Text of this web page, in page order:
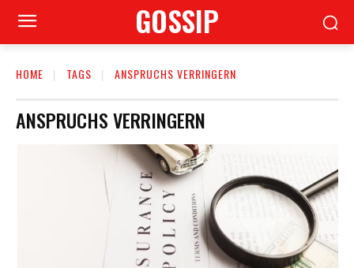
GOSSIP
HOME TAGS ANSPRUCHS VERRINGERN
ANSPRUCHS VERRINGERN